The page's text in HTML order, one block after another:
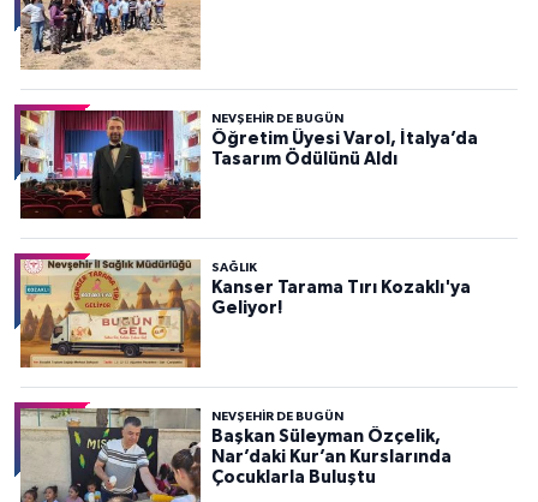
NEVŞEHIR DE BUGÜN
Öğretim Üyesi Varol, İtalya’da
Tasarım Ödülünü Aldı
SAĞLIK
Kanser Tarama Tırı Kozaklı'ya
Geliyor!
NEVŞEHIR DE BUGÜN
Başkan Süleyman Özçelik,
Nar’daki Kur’an Kurslarında
Çocuklarla Buluştu